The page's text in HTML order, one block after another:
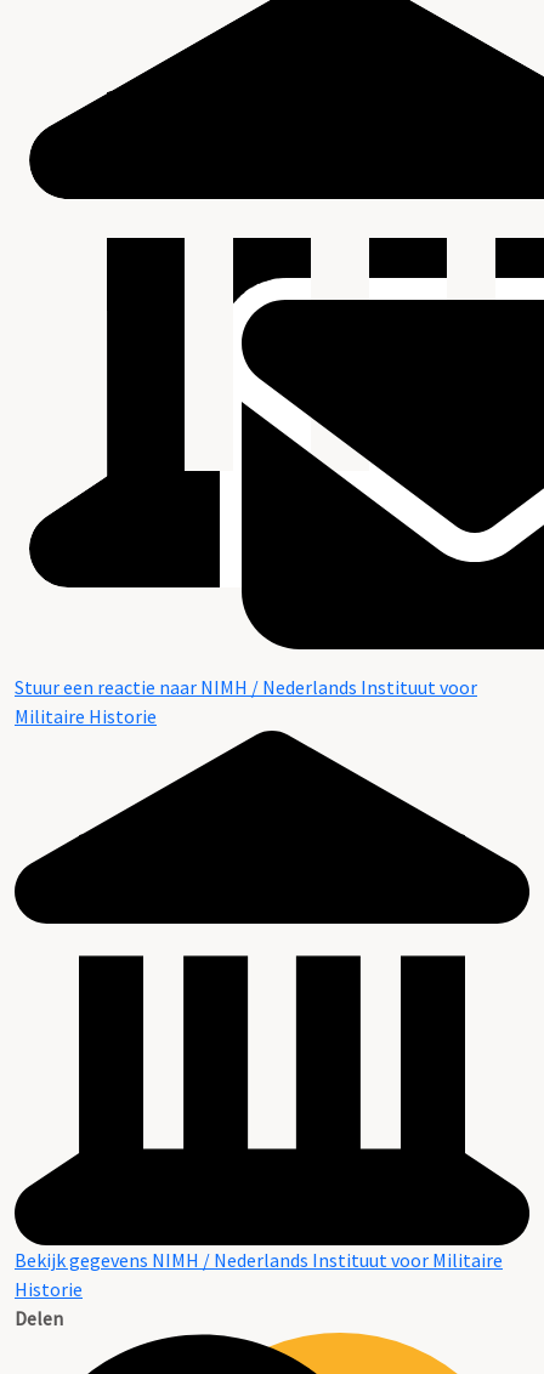
Stuur een reactie naar NIMH / Nederlands Instituut voor
Militaire Historie
Bekijk gegevens NIMH / Nederlands Instituut voor Militaire
Historie
Delen